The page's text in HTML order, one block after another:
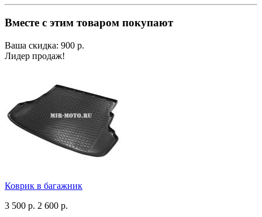
Вместе с этим товаром покупают
Ваша скидка: 900 р.
Лидер продаж!
Коврик в багажник
3 500 р. 2 600 р.